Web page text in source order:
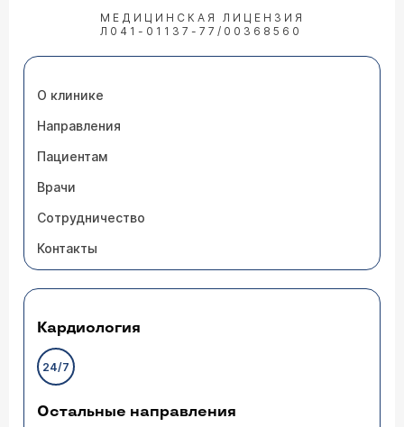
МЕДИЦИНСКАЯ ЛИЦЕНЗИЯ
Л041-01137-77/00368560
О клинике
Направления
Пациентам
Врачи
Сотрудничество
Контакты
Кардиология
24/7
Остальные направления